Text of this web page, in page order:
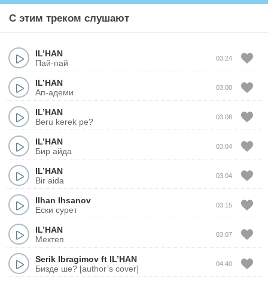
С этим треком слушают
IL’HAN
Пай-пай
03:24
IL’HAN
Ап-адеми
03:00
IL’HAN
Beru kerek pe?
03:08
IL’HAN
Бир айда
03:04
IL’HAN
Bir aida
03:04
Ilhan Ihsanov
Ески сурет
03:15
IL’HAN
Мектеп
03:07
Serik Ibragimov ft IL’HAN
Бизде ше? [author’s cover]
04:40